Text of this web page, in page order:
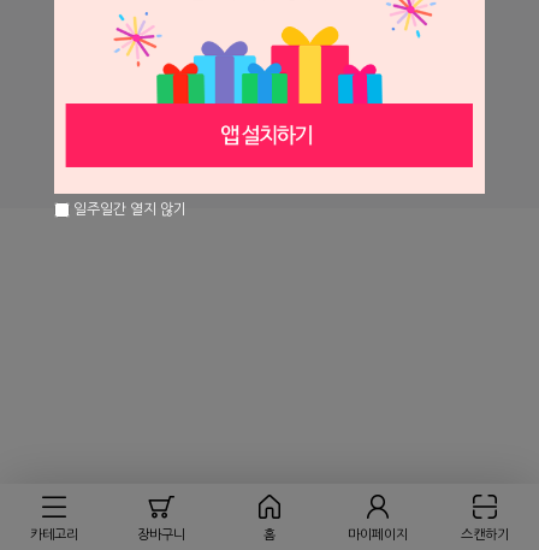
카테고리 장바구니 홈 마이페이지 스캔하기
㈜세일글로발
개인정보처리방침 이용약관
일주일간 열지 않기